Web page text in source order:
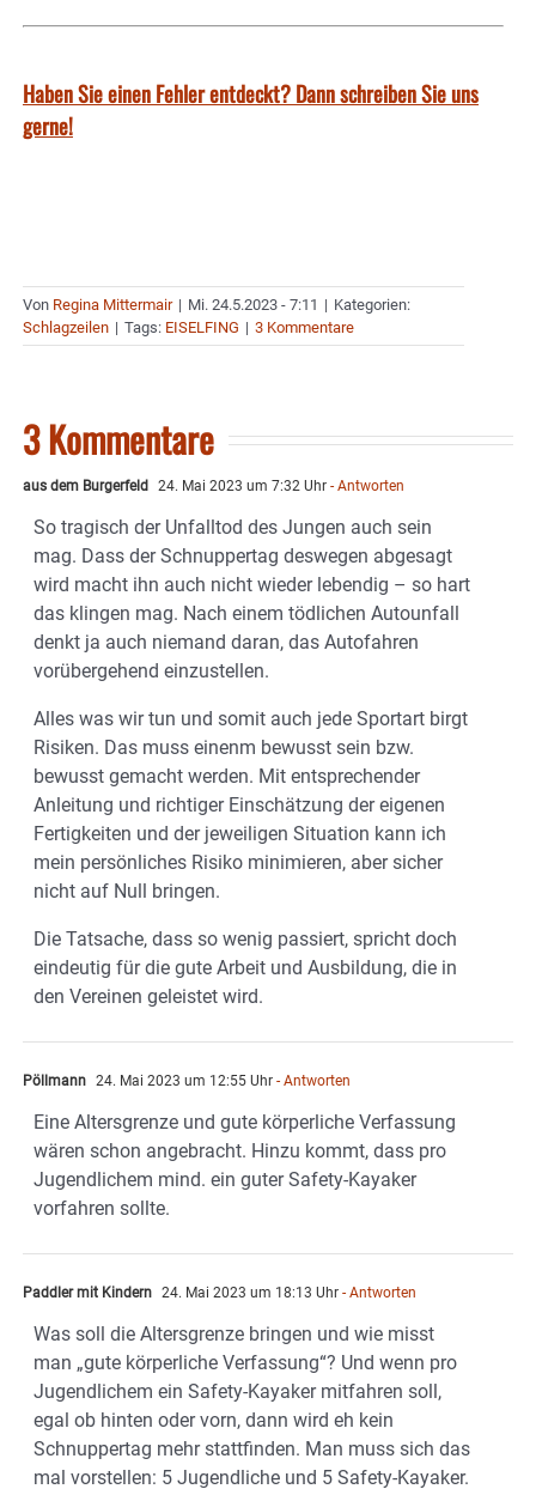
Haben Sie einen Fehler entdeckt? Dann schreiben Sie uns
gerne!
Von Regina Mittermair | Mi. 24.5.2023 - 7:11 | Kategorien:
Schlagzeilen | Tags: EISELFING | 3 Kommentare
3 Kommentare
aus dem Burgerfeld 24. Mai 2023 um 7:32 Uhr - Antworten
So tragisch der Unfalltod des Jungen auch sein
mag. Dass der Schnuppertag deswegen abgesagt
wird macht ihn auch nicht wieder lebendig – so hart
das klingen mag. Nach einem tödlichen Autounfall
denkt ja auch niemand daran, das Autofahren
vorübergehend einzustellen.
Alles was wir tun und somit auch jede Sportart birgt
Risiken. Das muss einenm bewusst sein bzw.
bewusst gemacht werden. Mit entsprechender
Anleitung und richtiger Einschätzung der eigenen
Fertigkeiten und der jeweiligen Situation kann ich
mein persönliches Risiko minimieren, aber sicher
nicht auf Null bringen.
Die Tatsache, dass so wenig passiert, spricht doch
eindeutig für die gute Arbeit und Ausbildung, die in
den Vereinen geleistet wird.
Pöllmann 24. Mai 2023 um 12:55 Uhr - Antworten
Eine Altersgrenze und gute körperliche Verfassung
wären schon angebracht. Hinzu kommt, dass pro
Jugendlichem mind. ein guter Safety-Kayaker
vorfahren sollte.
Paddler mit Kindern 24. Mai 2023 um 18:13 Uhr - Antworten
Was soll die Altersgrenze bringen und wie misst
man „gute körperliche Verfassung“? Und wenn pro
Jugendlichem ein Safety-Kayaker mitfahren soll,
egal ob hinten oder vorn, dann wird eh kein
Schnuppertag mehr stattfinden. Man muss sich das
mal vorstellen: 5 Jugendliche und 5 Safety-Kayaker.